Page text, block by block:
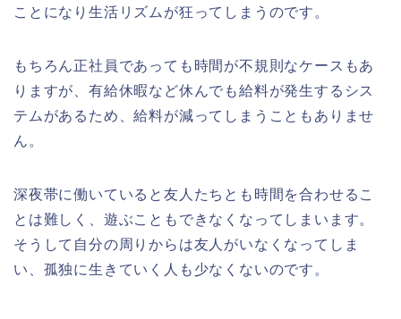
ことになり生活リズムが狂ってしまうのです。
もちろん正社員であっても時間が不規則なケースもあ
りますが、有給休暇など休んでも給料が発生するシス
テムがあるため、給料が減ってしまうこともありませ
ん。
深夜帯に働いていると友人たちとも時間を合わせるこ
とは難しく、遊ぶこともできなくなってしまいます。
そうして自分の周りからは友人がいなくなってしま
い、孤独に生きていく人も少なくないのです。